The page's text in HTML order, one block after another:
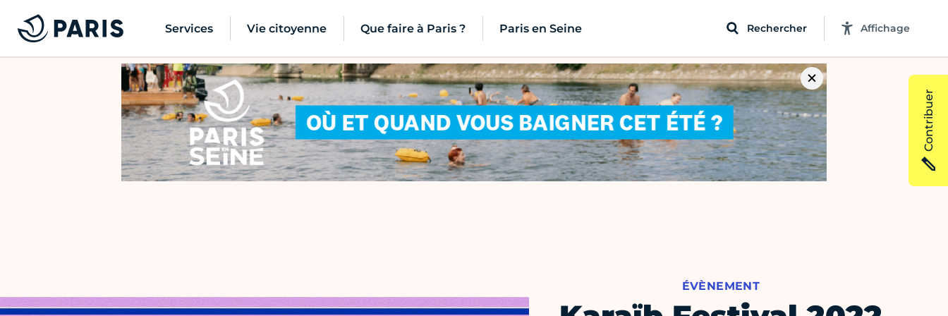
Services Vie citoyenne Que faire à Paris ? Paris en Seine Rechercher Affichage
ÉVÈNEMENT
Contribuer